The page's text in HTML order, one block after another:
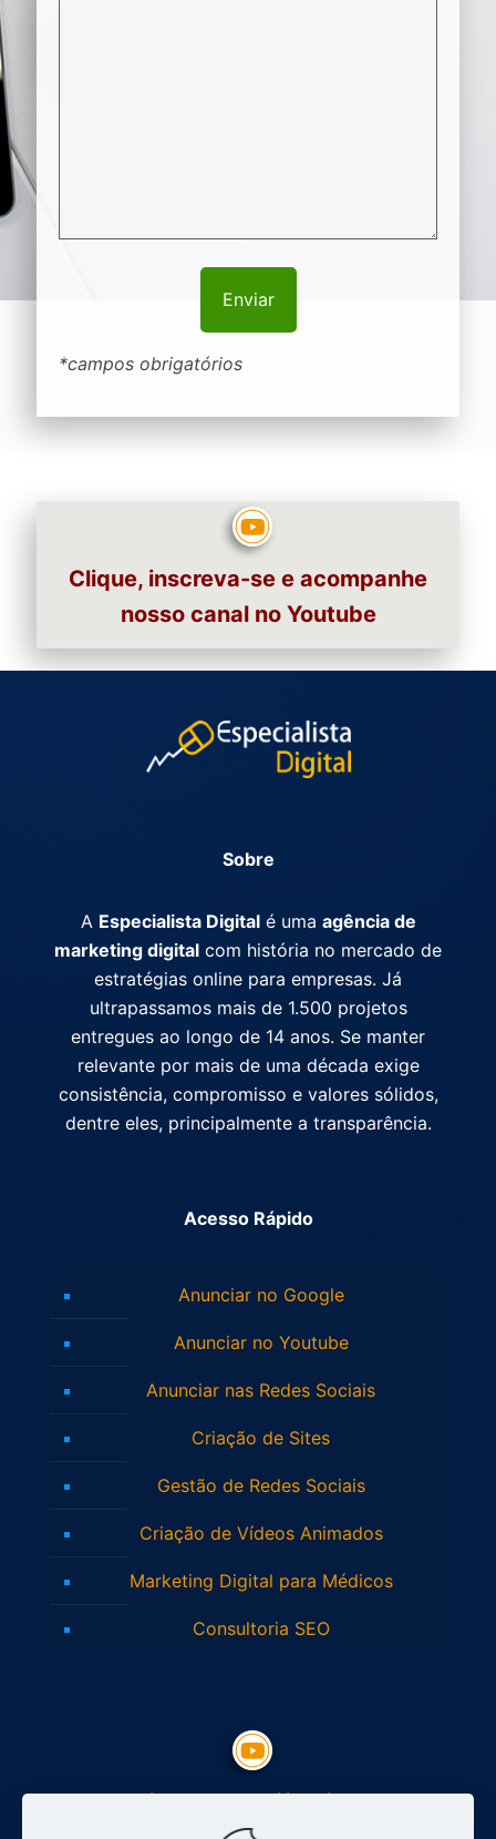
*campos obrigatórios
Clique, inscreva-se e acompanhe
nosso canal no Youtube
Sobre
A Especialista Digitalé uma agência de
marketing digital com história no mercado de
estratégias online para empresas. Já
ultrapassamos mais de 1.500 projetos
entregues ao longo de 14 anos. Se manter
relevante por mais de uma década exige
consistência, compromisso e valores sólidos,
dentre eles, principalmente a transparência.
Acesso Rápido
Anunciar no Google
Anunciar no Youtube
Anunciar nas Redes Sociais
Criação de Sites
Gestão de Redes Sociais
Criação de Vídeos Animados
Marketing Digital para Médicos
Consultoria SEO
Inscreva-se no Youtube